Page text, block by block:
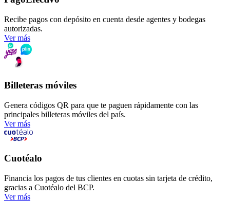
Recibe pagos con depósito en cuenta desde agentes y bodegas
autorizadas.
Ver más
Billeteras móviles
Genera códigos QR para que te paguen rápidamente con las
principales billeteras móviles del país.
Ver más
Cuotéalo
Financia los pagos de tus clientes en cuotas sin tarjeta de crédito,
gracias a Cuotéalo del BCP.
Ver más